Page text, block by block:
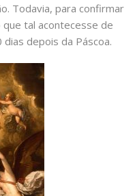
Todavia, para confirmar
tal acontecesse de
depois da Páscoa.